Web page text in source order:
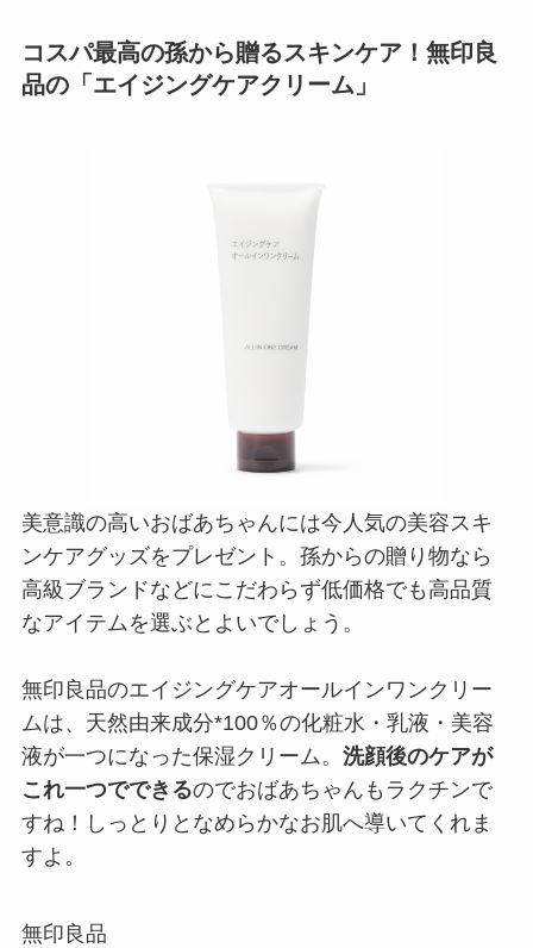
コスパ最高の孫から贈るスキンケア！無印良
品の「エイジングケアクリーム」
美意識の高いおばあちゃんには今人気の美容スキ
ンケアグッズをプレゼント。孫からの贈り物なら
高級ブランドなどにこだわらず低価格でも高品質
なアイテムを選ぶとよいでしょう。
無印良品のエイジングケアオールインワンクリー
ムは、天然由来成分*100％の化粧水・乳液・美容
液が一つになった保湿クリーム。 洗顔後のケアが
これ一つでできるのでおばあちゃんもラクチンで
すね！しっとりとなめらかなお肌へ導いてくれま
すよ。
無印良品